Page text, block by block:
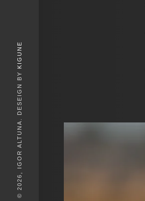
© 2026, IGOR ALTUNA. DESEIGN BY
KIGUNE